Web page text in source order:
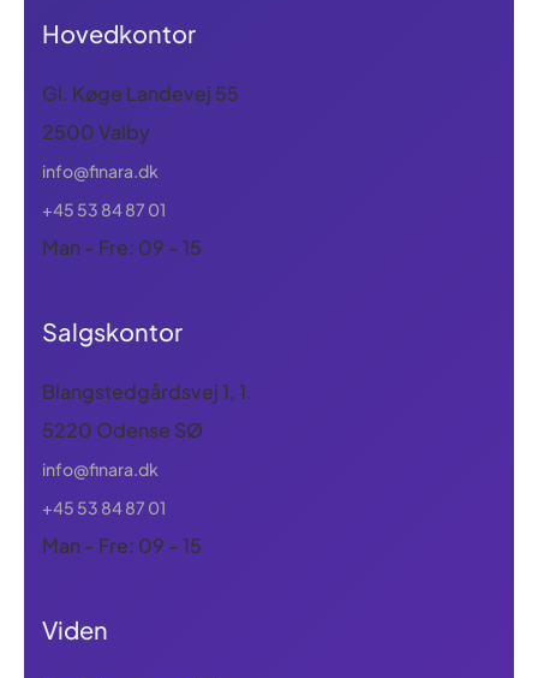
Hovedkontor
Gl. Køge Landevej 55
2500 Valby
info@finara.dk
+45 53 84 87 01
Man - Fre: 09 - 15
Salgskontor
Blangstedgårdsvej 1, 1.
5220 Odense SØ
info@finara.dk
+45 53 84 87 01
Man - Fre: 09 - 15
Viden